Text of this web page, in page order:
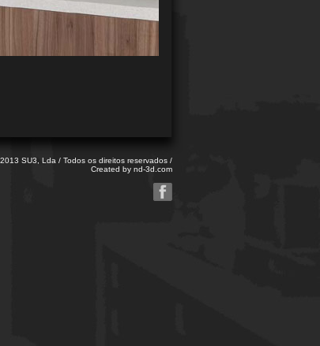
SU3, Lda / Todos os direitos reservados /
Created by nd-3d.com